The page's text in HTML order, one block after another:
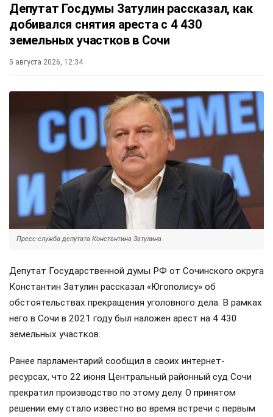
Депутат Госдумы Затулин рассказал, как
добивался снятия ареста с 4 430
земельных участков в Сочи
5 августа 2026, 12:34
Пресс-служба депутата Константина Затулина
Депутат Государственной думы РФ от Сочинского округа
Константин Затулин рассказал «Югополису» об
обстоятельствах прекращения уголовного дела. В рамках
него в Сочи в 2021 году был наложен арест на 4 430
земельных участков.
Ранее парламентарий сообщил в своих интернет-
ресурсах, что 22 июня Центральный районный суд Сочи
прекратил производство по этому делу. О принятом
решении ему стало известно во время встречи с первым